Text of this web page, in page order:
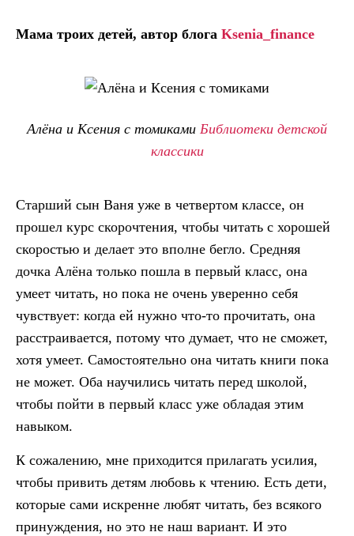
Мама троих детей, автор блога Ksenia_finance
Алёна и Ксения с томиками Библиотеки детской
классики
Старший сын Ваня уже в четвертом классе, он
прошел курс скорочтения, чтобы читать с хорошей
скоростью и делает это вполне бегло. Средняя
дочка Алёна только пошла в первый класс, она
умеет читать, но пока не очень уверенно себя
чувствует: когда ей нужно что-то прочитать, она
расстраивается, потому что думает, что не сможет,
хотя умеет. Самостоятельно она читать книги пока
не может. Оба научились читать перед школой,
чтобы пойти в первый класс уже обладая этим
навыком.
К сожалению, мне приходится прилагать усилия,
чтобы привить детям любовь к чтению. Есть дети,
которые сами искренне любят читать, без всякого
принуждения, но это не наш вариант. И это